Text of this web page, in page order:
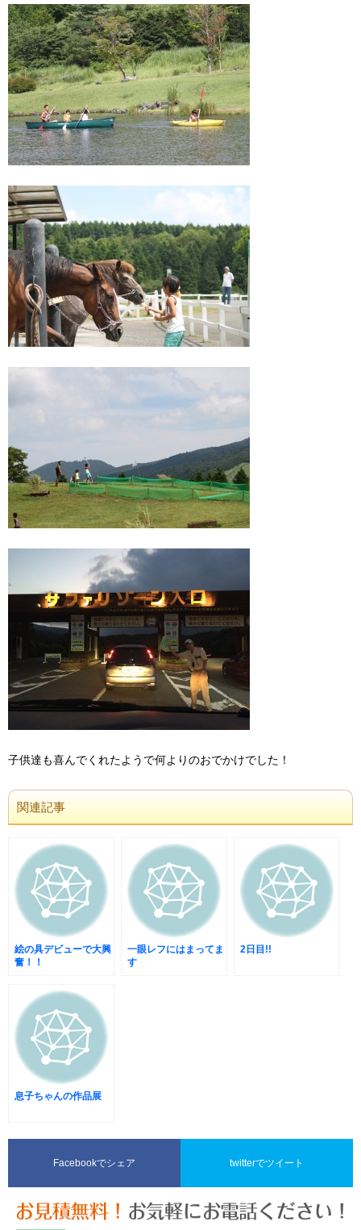
子供達も喜んでくれたようで何よりのおでかけでした！
関連記事
絵の具デビューで大興
奮！！
一眼レフにはまってま
す
2日目!!
息子ちゃんの作品展
Facebookでシェア twitterでツイート